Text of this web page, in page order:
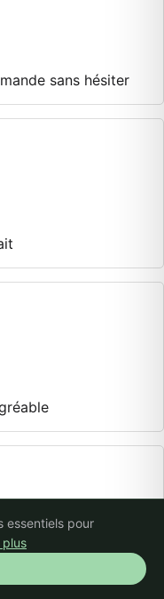
sans hésiter
essentiels pour
plus